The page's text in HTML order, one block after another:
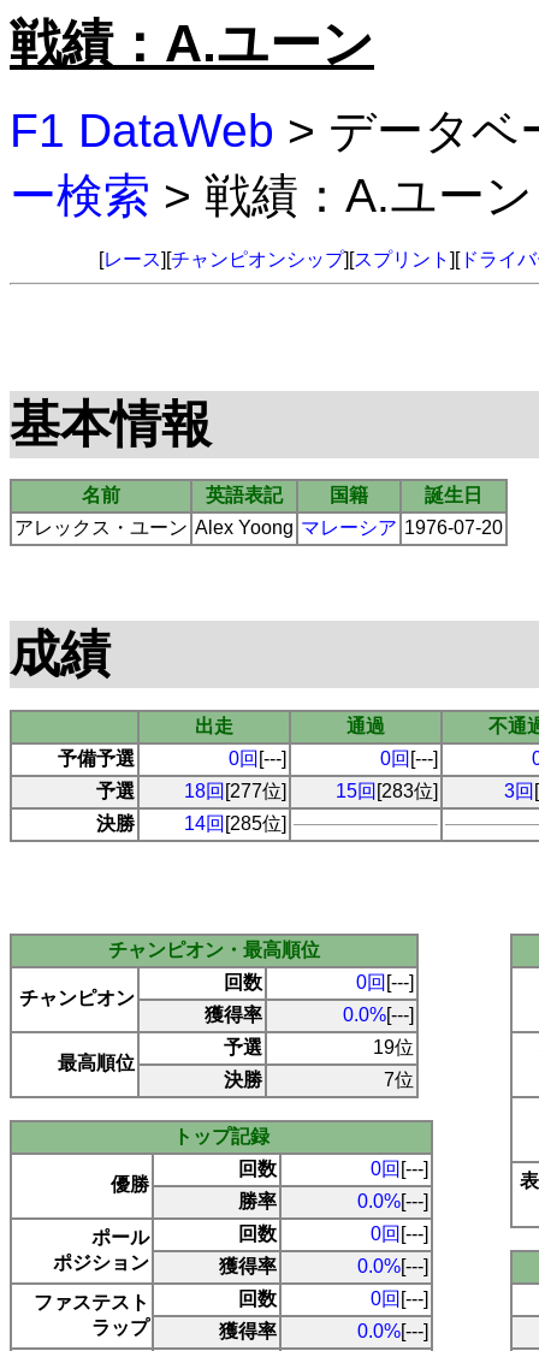
戦績：A.ユーン
F1 DataWeb > データ
ー検索 > 戦績：A.ユーン
[レース][チャンピオンシップ][スプリント ][ドライ
基本情報
名前 英語表記 国籍
誕生日
アレックス・ユーン Alex Yoong マレーシア 1976-07-20
成績
出走 通過
不通
予備予選
0回 [---] 0回 [---]
予選
18回 [277位] 15回 [283位] 3回
決勝
14回 [285位]
チャンピオン・最高順位
チャンピオン
回数 0回 [---]
獲得率
0.0%[---]
最高順位
予選
19位
決勝
7位
トップ記録
優勝
回数 0回 [---]
勝率
0.0%[---]
ポール
ポジション
回数 0回 [---]
獲得率
0.0%[---]
ファステスト
ラップ
回数 0回 [---]
獲得率
0.0%[---]